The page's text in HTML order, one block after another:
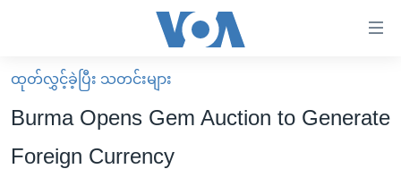
လွယ်ကူ
စေ
သည့်
မူလစာမျက်နှာ
မြန်မာ
ကမ္ဘာ့သတင်းများ
ထုတ်လွှင့်ခဲ့ပြီး သတင်းများ
Burma Opens Gem Auction to Generate
Foreign Currency